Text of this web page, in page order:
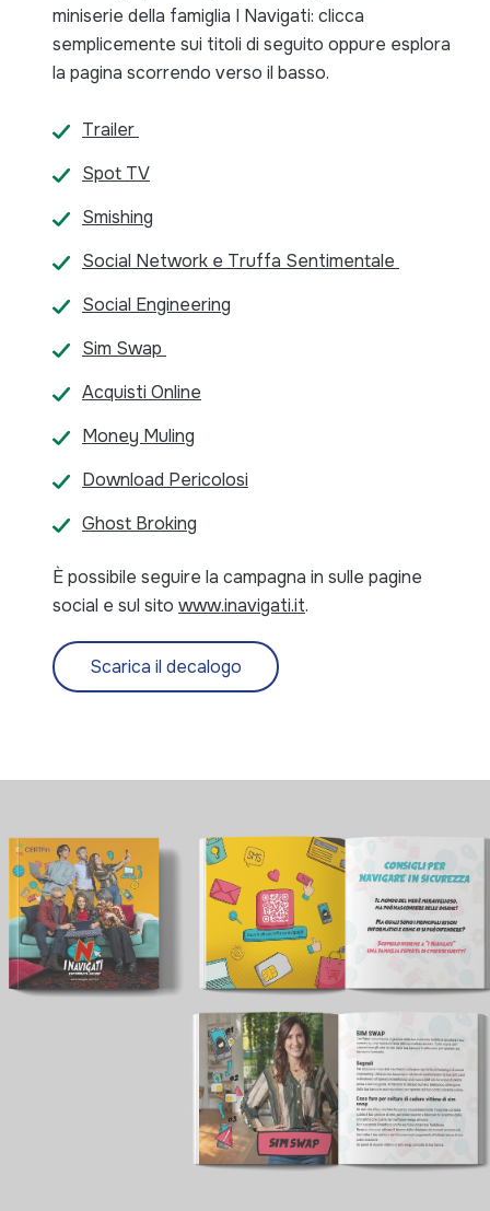
miniserie della famiglia I Navigati: clicca
semplicemente sui titoli di seguito oppure esplora
la pagina scorrendo verso il basso.
Trailer
Spot TV
Smishing
Social Network e Truffa Sentimentale
Social Engineering
Sim Swap
Acquisti Online
Money Muling
Download Pericolosi
Ghost Broking
È possibile seguire la campagna in sulle pagine
social e sul sito www.inavigati.it.
Scarica il decalogo